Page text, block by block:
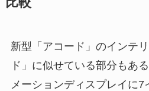
新型「アコード」のインテ
ド」に似せている部分もあ
メーションディスプレイに